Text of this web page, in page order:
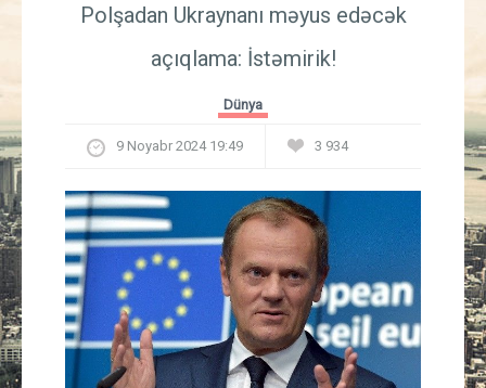
İqtisadiyyat
Güney Azərbaycan
Mədəniyyət
Müsahibə
İdman
Polşadan Ukraynanı məyus edəcək
açıqlama: İstəmirik!
Dünya
9 Noyabr 2024 19:49 3 934